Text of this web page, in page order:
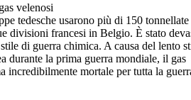
velenosi
tedesche usarono più di 150
divisioni francesi in Belgio. È stato
di guerra chimica. A causa del lento
durante la prima guerra mondiale, il gas
incredibilmente mortale per tutta la